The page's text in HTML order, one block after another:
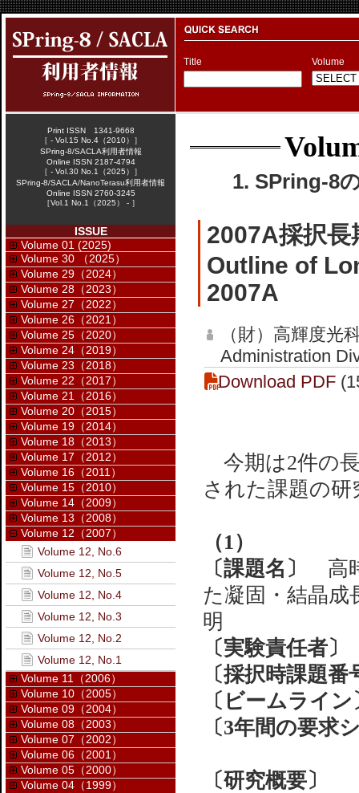
Title Volume
1. SPring-8
2007A採択長
Outline of
2007A
（財）高輝度
Administration
Download PDF
今期は2件の
された課題の
（1）
〔課題名〕
高
た凝固・結晶成
明
〔実験責任者〕
〔採択時課題番
〔ビームライン
〔3年間の要求
〔研究概要〕
Print ISSN 1341-9668
［ - Vol.15 No.4（2010）］
SPring-8/SACLA利用者情報
Online ISSN 2187-4794
［ - Vol.30 No.1（2025）］
SPring-8/SACLA/NanoTerasu利用者情報
Online ISSN 2760-3245
［Vol.1 No.1（2025） - ］
ISSUE
Volume 01 (2025)
Volume 30 （2025）
Volume 29（2024）
Volume 28（2023）
Volume 27（2022）
Volume 26（2021）
Volume 25（2020）
Volume 24（2019）
Volume 23（2018）
Volume 22（2017）
Volume 21（2016）
Volume 20（2015）
Volume 19（2014）
Volume 18（2013）
Volume 17（2012）
Volume 16（2011）
Volume 15（2010）
Volume 14（2009）
Volume 13（2008）
Volume 12（2007）
Volume 12, No.6
Volume 12, No.5
Volume 12, No.4
Volume 12, No.3
Volume 12, No.2
Volume 12, No.1
Volume 11（2006）
Volume 10（2005）
Volume 09（2004）
Volume 08（2003）
Volume 07（2002）
Volume 06（2001）
Volume 05（2000）
Volume 04（1999）